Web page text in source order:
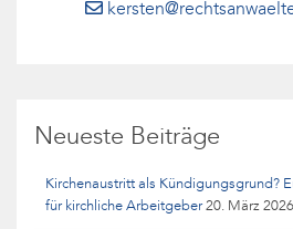
Neueste Beiträge
Kirchenaustritt als Kündigungsgrund?
für kirchliche Arbeitgeber 20. März 2026